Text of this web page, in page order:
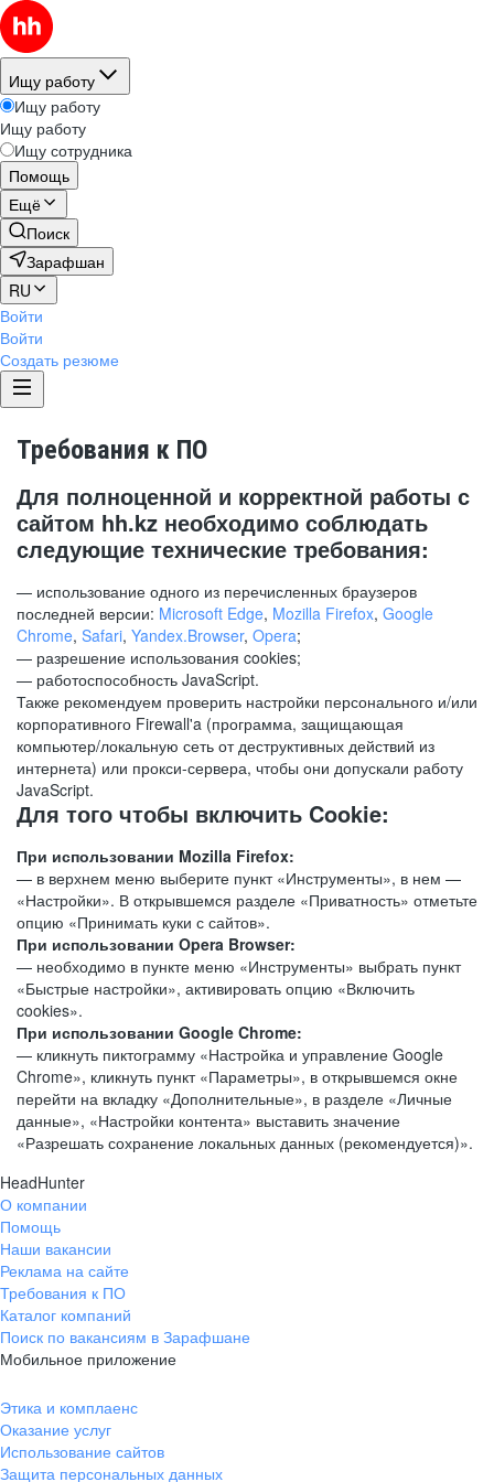
Ищу работу
Ищу работу
Ищу работу
Ищу сотрудника
Помощь
Ещё
Поиск
Зарафшан
RU
Войти
Войти
Создать резюме
Требования к ПО
Для полноценной и корректной работы с
сайтом hh.kz необходимо соблюдать
следующие технические требования:
— использование одного из перечисленных браузеров
последней версии: Microsoft Edge, Mozilla Firefox, Google
Chrome, Safari, Yandex.Browser, Opera;
— разрешение использования cookies;
— работоспособность JavaScript.
Также рекомендуем проверить настройки персонального и/или
корпоративного Firewall'a (программа, защищающая
компьютер/локальную сеть от деструктивных действий из
интернета) или прокси-сервера, чтобы они допускали работу
JavaScript.
Для того чтобы включить Cookie:
При использовании Mozilla Firefox:
— в верхнем меню выберите пункт «Инструменты», в нем —
«Настройки». В открывшемся разделе «Приватность» отметьте
опцию «Принимать куки с сайтов».
При использовании Opera Browser:
— необходимо в пункте меню «Инструменты» выбрать пункт
«Быстрые настройки», активировать опцию «Включить
cookies».
При использовании Google Chrome:
— кликнуть пиктограмму «Настройка и управление Google
Chrome», кликнуть пункт «Параметры», в открывшемся окне
перейти на вкладку «Дополнительные», в разделе «Личные
данные», «Настройки контента» выставить значение
«Разрешать сохранение локальных данных (рекомендуется)».
HeadHunter
О компании
Помощь
Наши вакансии
Реклама на сайте
Требования к ПО
Каталог компаний
Поиск по вакансиям в Зарафшане
Мобильное приложение
Этика и комплаенс
Оказание услуг
Использование сайтов
Защита персональных данных